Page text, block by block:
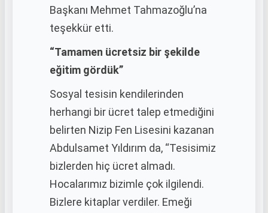
Başkanı Mehmet Tahmazoğlu’na
teşekkür etti.
“Tamamen ücretsiz bir şekilde
eğitim gördük”
Sosyal tesisin kendilerinden
herhangi bir ücret talep etmediğini
belirten Nizip Fen Lisesini kazanan
Abdulsamet Yıldırım da, “Tesisimiz
bizlerden hiç ücret almadı.
Hocalarımız bizimle çok ilgilendi.
Bizlere kitaplar verdiler. Emeği